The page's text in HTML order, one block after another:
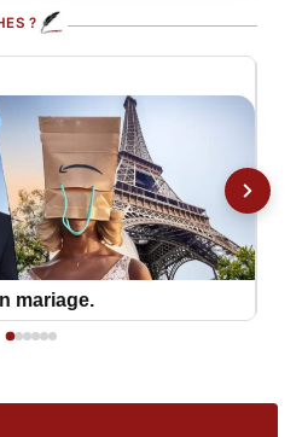
?
mariage.